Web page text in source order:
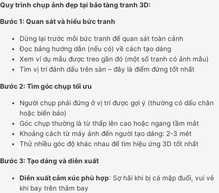
Quy trình chụp ảnh đẹp tại bảo tàng tranh 3D:
Bước 1: Quan sát và hiểu bức tranh
Dừng lại trước mỗi bức tranh để quan sát toàn cảnh
Đọc bảng hướng dẫn (nếu có) về cách tạo dáng
Xem ví dụ mẫu được treo gần đó (một số tranh có ảnh mẫu)
Tìm vị trí đánh dấu trên sàn – đây là điểm đứng tốt nhất
Bước 2: Tìm góc chụp tối ưu
Người chụp phải đứng ở vị trí được gợi ý (thường có dấu chân
hoặc biển báo)
Góc chụp thường là từ thấp lên cao hoặc ngang tầm mắt
Khoảng cách từ máy ảnh đến người tạo dáng: 2-3 mét
Thử nhiều góc độ khác nhau để tìm hiệu ứng 3D tốt nhất
Bước 3: Tạo dáng và diễn xuất
Diễn xuất cảm xúc phù hợp: Sợ hãi khi bị cá mập đuổi, vui vẻ
khi bay trên thảm bay